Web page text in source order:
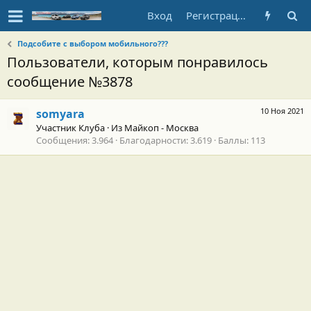
Вход Регистрация
Подсобите с выбором мобильного???
Пользователи, которым понравилось
сообщение №3878
10 Ноя 2021
somyara
Участник Клуба · Из Майкоп - Москва
Сообщения 3.964 Благодарности 3.619 Баллы 113